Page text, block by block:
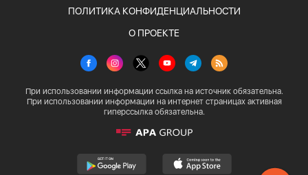
ПОЛИТИКА КОНФИДЕНЦИАЛЬНОСТИ
О ПРОЕКТЕ
При использовании информации ссылка на источник обязательна.
При использовании информации на интернет страницах активная
гиперссылка обязательна.